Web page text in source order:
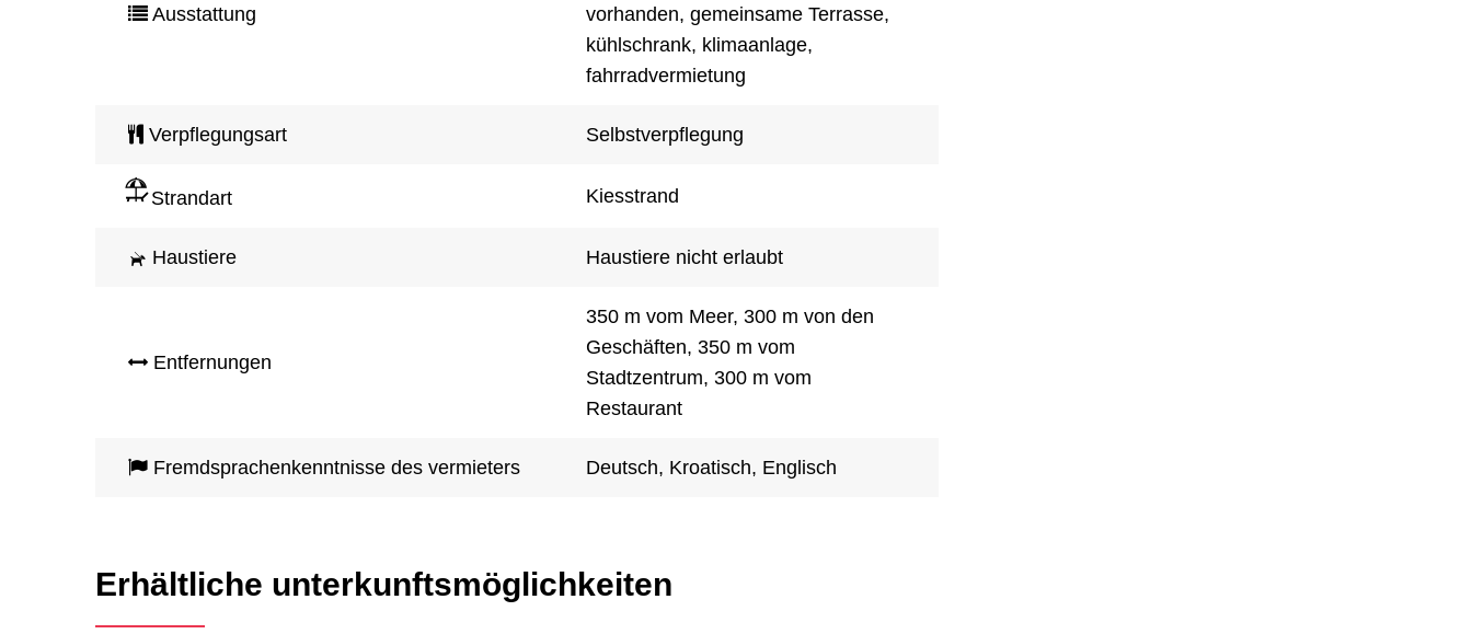
Ausstattung
vorhanden, gemeinsame Terrasse,
kühlschrank, klimaanlage,
fahrradvermietung
Verpflegungsart Selbstverpflegung
Strandart Kiesstrand
Haustiere Haustiere nicht erlaubt
Entfernungen
350 m vom Meer, 300 m von den
Geschäften, 350 m vom
Stadtzentrum, 300 m vom
Restaurant
Fremdsprachenkenntnisse des vermieters Deutsch, Kroatisch, Englisch
Erhältliche unterkunftsmöglichkeiten